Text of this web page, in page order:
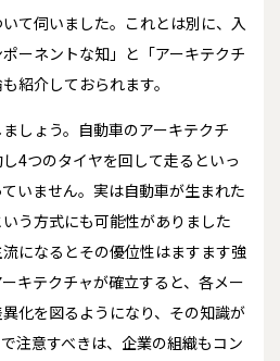
て伺いました。これとは別に、入
ーネントな知」と「アーキテクチ
紹介しておられます。
しょう。自動車のアーキテクチ
4つのタイヤを回して走るといっ
いません。実は自動車が生まれた
う方式にも可能性がありました
になるとその優位性はますます強
キテクチャが確立すると、各メー
化を図るようになり、その知識が
注意すべきは、企業の組織もコン